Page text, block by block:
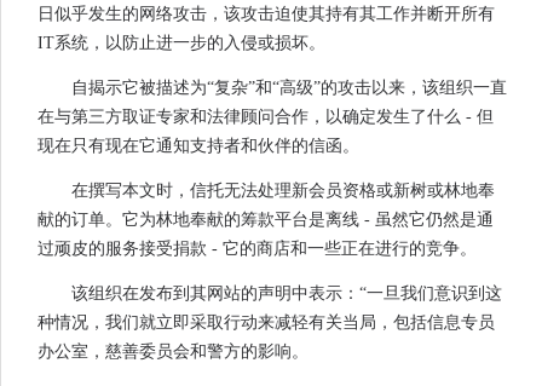
日似乎发生的网络攻击，该攻击迫使其持有其工作并断开所有
IT系统，以防止进一步的入侵或损坏。
自揭示它被描述为“复杂”和“高级”的攻击以来，该组织一直
在与第三方取证专家和法律顾问合作，以确定发生了什么 - 但
现在只有现在它通知支持者和伙伴的信函。
在撰写本文时，信托无法处理新会员资格或新树或林地奉
献的订单。它为林地奉献的筹款平台是离线 - 虽然它仍然是通
过顽皮的服务接受捐款 - 它的商店和一些正在进行的竞争。
该组织在发布到其网站的声明中表示：“一旦我们意识到这
种情况，我们就立即采取行动来减轻有关当局，包括信息专员
办公室，慈善委员会和警方的影响。